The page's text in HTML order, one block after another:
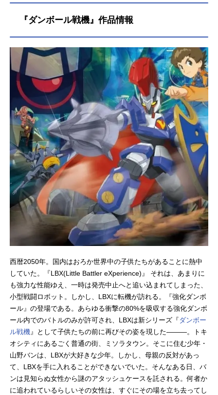
『ダンボール戦機』作品情報
西暦2050年。国内はおろか世界中の子供たちがあることに熱中
していた。『LBX(Little Battler eXperience)』 それは、あまりに
も強力な性能ゆえ、一時は発売中止へと追い込まれてしまった、
小型戦闘ロボット。しかし、LBXに転機が訪れる。『強化ダンボ
ール』の登場である。あらゆる衝撃の80%を吸収する強化ダンボ
ール内でのバトルのみが許可され、LBXは新シリーズ『ダンボー
ル戦機 』として子供たちの前に再びその姿を現した―――。トキ
オシティにあるごく普通の街、ミソラタウン。そこに住む少年・
山野バンは、LBXが大好きな少年。しかし、母親の反対があっ
て、LBXを手に入れることができないでいた。そんなある日、バ
ンは見知らぬ女性から謎のアタッシュケースを託される。何者か
に追われているらしいその女性は、すぐにその場を立ち去ってし